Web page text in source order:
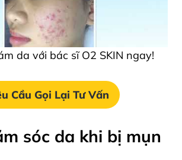
da với bác sĩ O2 SKIN ngay!
Cầu Gọi Lại Tư Vấn
sóc da khi bị mụn